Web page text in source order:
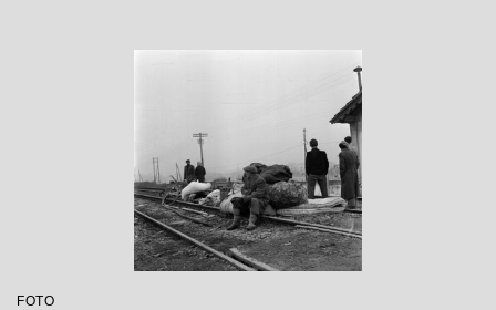
FOTO